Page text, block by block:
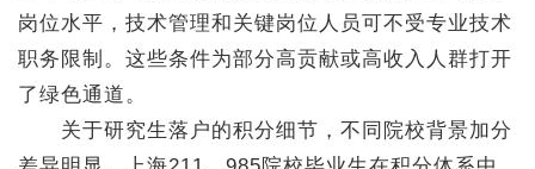
岗位水平，技术管理和关键岗位人员可不受专业技术
职务限制。这些条件为部分高贡献或高收入人群打开
了绿色通道。
关于研究生落户的积分细节，不同院校背景加分